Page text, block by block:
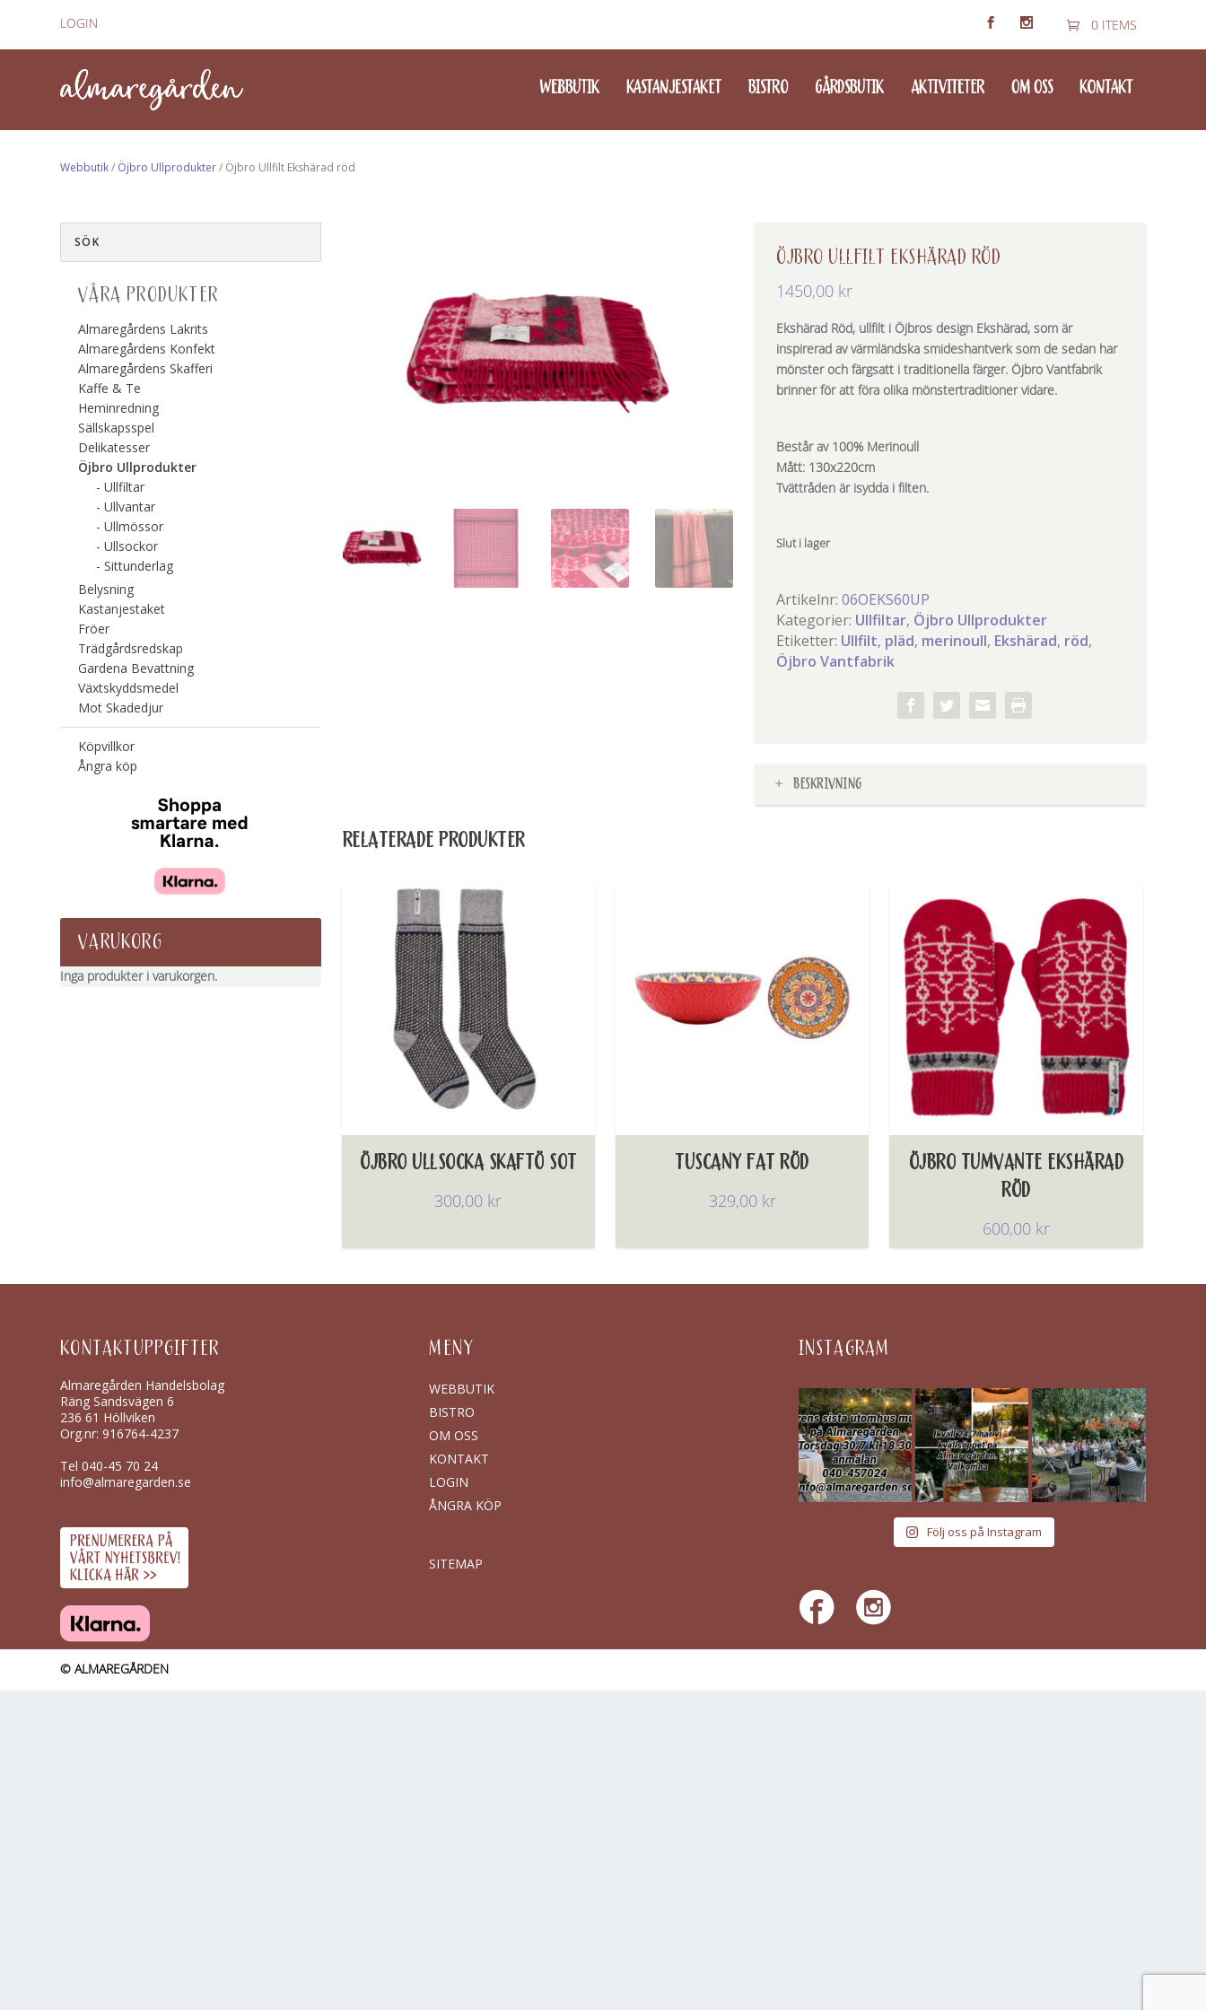
LOGIN 0 ITEMS
WEBBUTIK KASTANJESTAKET BISTRO GÅRDSBUTIK AKTIVITETER OM OSS KONTAKT
Webbutik/ Öjbro Ullprodukter/ Öjbro Ullfilt Ekshärad röd
ÖJBRO ULLFILT EKSHÄRAD RÖD
1450,00 kr
Ekshärad Röd, ullfilt i Öjbros design Ekshärad, som är
inspirerad av värmländska smideshantverk som de sedan har
mönster och färgsatt i traditionella färger. Öjbro Vantfabrik
brinner för att föra olika mönstertraditioner vidare.
Består av 100% Merinoull
Mått: 130x220cm
Tvättråden är isydda i filten.
Slut i lager
Artikelnr:06OEKS60UP
Kategorier: Ullfiltar, Öjbro Ullprodukter
Etiketter: Ullfilt, pläd, merinoull, Ekshärad, röd,
Öjbro Vantfabrik
BESKRIVNING
RELATERADE PRODUKTER
ÖJBRO ULLSOCKA SKAFTÖ SOT
300,00 kr
TUSCANY FAT RÖD
329,00 kr
ÖJBRO TUMVANTE EKSHÄRAD
RÖD
600,00 kr
VÅRA PRODUKTER
Almaregårdens Lakrits
Almaregårdens Konfekt
Almaregårdens Skafferi
Kaffe & Te
Heminredning
Sällskapsspel
Delikatesser
Öjbro Ullprodukter
Ullfiltar
Ullvantar
Ullmössor
Ullsockor
Sittunderlag
Belysning
Kastanjestaket
Fröer
Trädgårdsredskap
Gardena Bevattning
Växtskyddsmedel
Mot Skadedjur
Köpvillkor
Ångra köp
VARUKORG
Inga produkter i varukorgen.
KONTAKTUPPGIFTER
Almaregården Handelsbolag
Räng Sandsvägen 6
236 61 Höllviken
Org.nr: 916764-4237
Tel040-45 70 24
info@almaregarden.se
MENY
WEBBUTIK
BISTRO
OM OSS
KONTAKT
LOGIN
ÅNGRA KÖP
SITEMAP
INSTAGRAM
Följ oss på Instagram
© ALMAREGÅRDEN